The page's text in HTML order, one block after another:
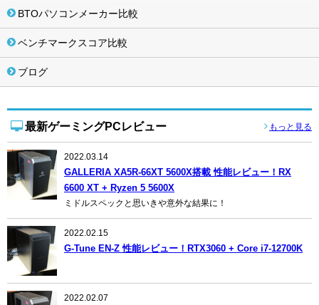
BTOパソコンメーカー比較
ベンチマークスコア比較
ブログ
最新ゲーミングPCレビュー もっと見る
2022.03.14
GALLERIA XA5R-66XT 5600X搭載 性能レビュー！RX
6600 XT + Ryzen 5 5600X
ミドルスペックと思いきや意外な結果に！
2022.02.15
G-Tune EN-Z 性能レビュー！RTX3060 + Core i7-12700K
2022.02.07